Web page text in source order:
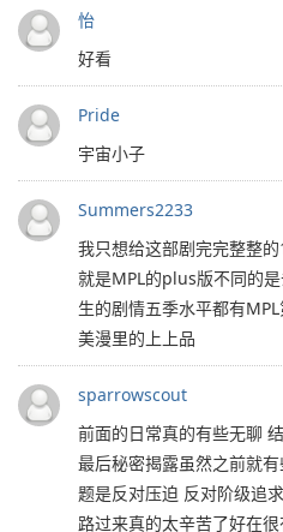
怡
好看
Pride
宇宙小子
Summers2233
我只想给这部剧完完整整
就是MPL的plus版不同的
生的剧情五季水平都有
美漫里的上上品
sparrowscout
前面的日常真的有些无聊
最后秘密揭露虽然之前就
题是反对压迫 反对阶级追
路过来真的太辛苦了好在